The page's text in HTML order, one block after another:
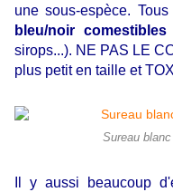
une sous-espèce.
bleu/noir
sirops...). NE PAS LE
plus petit en taille et
Sureau
Il y aussi beaucoup